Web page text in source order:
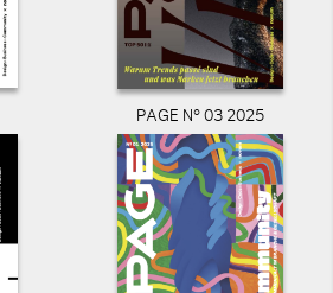
PAGE N° 03 2025